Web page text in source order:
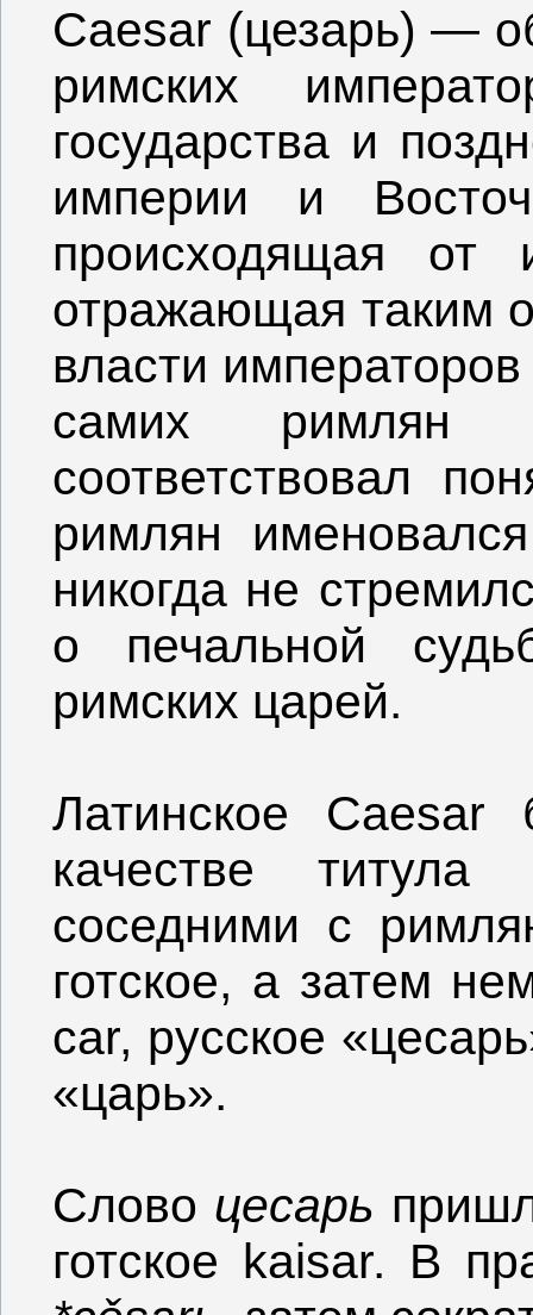
Caesar (цезарь) —
римских
государства и
империи и
происходящая
отражающая таким
власти
самих римлян
соответствовал
римлян
никогда не
о печальной
римских царей.
Латинское Caesar
качестве титула
соседними с
готское, а затем
car, русское
«царь».
Слово цесарь
готское kaisar. В